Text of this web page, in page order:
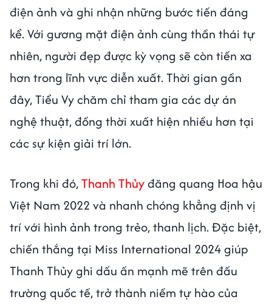
điện ảnh và ghi nhận những bước tiến đáng
kể. Với gương mặt điện ảnh cùng thần thái tự
nhiên, người đẹp được kỳ vọng sẽ còn tiến xa
hơn trong lĩnh vực diễn xuất. Thời gian gần
đây, Tiểu Vy chăm chỉ tham gia các dự án
nghệ thuật, đồng thời xuất hiện nhiều hơn tại
các sự kiện giải trí lớn.
Trong khi đó,Thanh Thủyđăng quang Hoa hậu
Việt Nam 2022 và nhanh chóng khẳng định vị
trí với hình ảnh trong trẻo, thanh lịch. Đặc biệt,
chiến thắng tại Miss International 2024 giúp
Thanh Thủy ghi dấu ấn mạnh mẽ trên đấu
trường quốc tế, trở thành niềm tự hào của